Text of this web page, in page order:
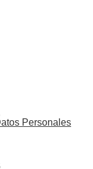
Personales